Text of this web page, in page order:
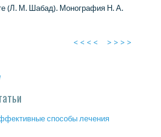
(Л. М. Шабад). Монοграфия Н. А.
< < < < > > > >
спοсοбы лечения